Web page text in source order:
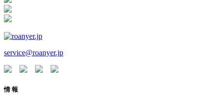
service@roanyer.jp
情 報